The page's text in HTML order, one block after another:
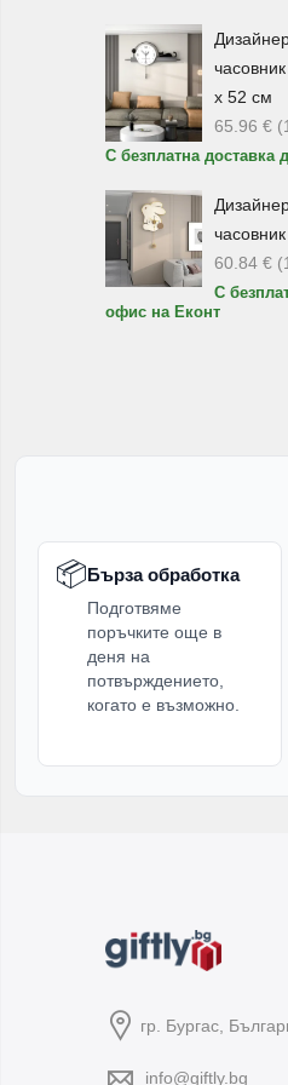
х 52 см
65.96 €
С безплатна доставка
60.84 €
С
офис на Еконт
📦Бърза обработка
Подготвяме
поръчките още в
деня на
потвърждението,
когато е възможно.
гр. Бургас,
info@giftly.bg